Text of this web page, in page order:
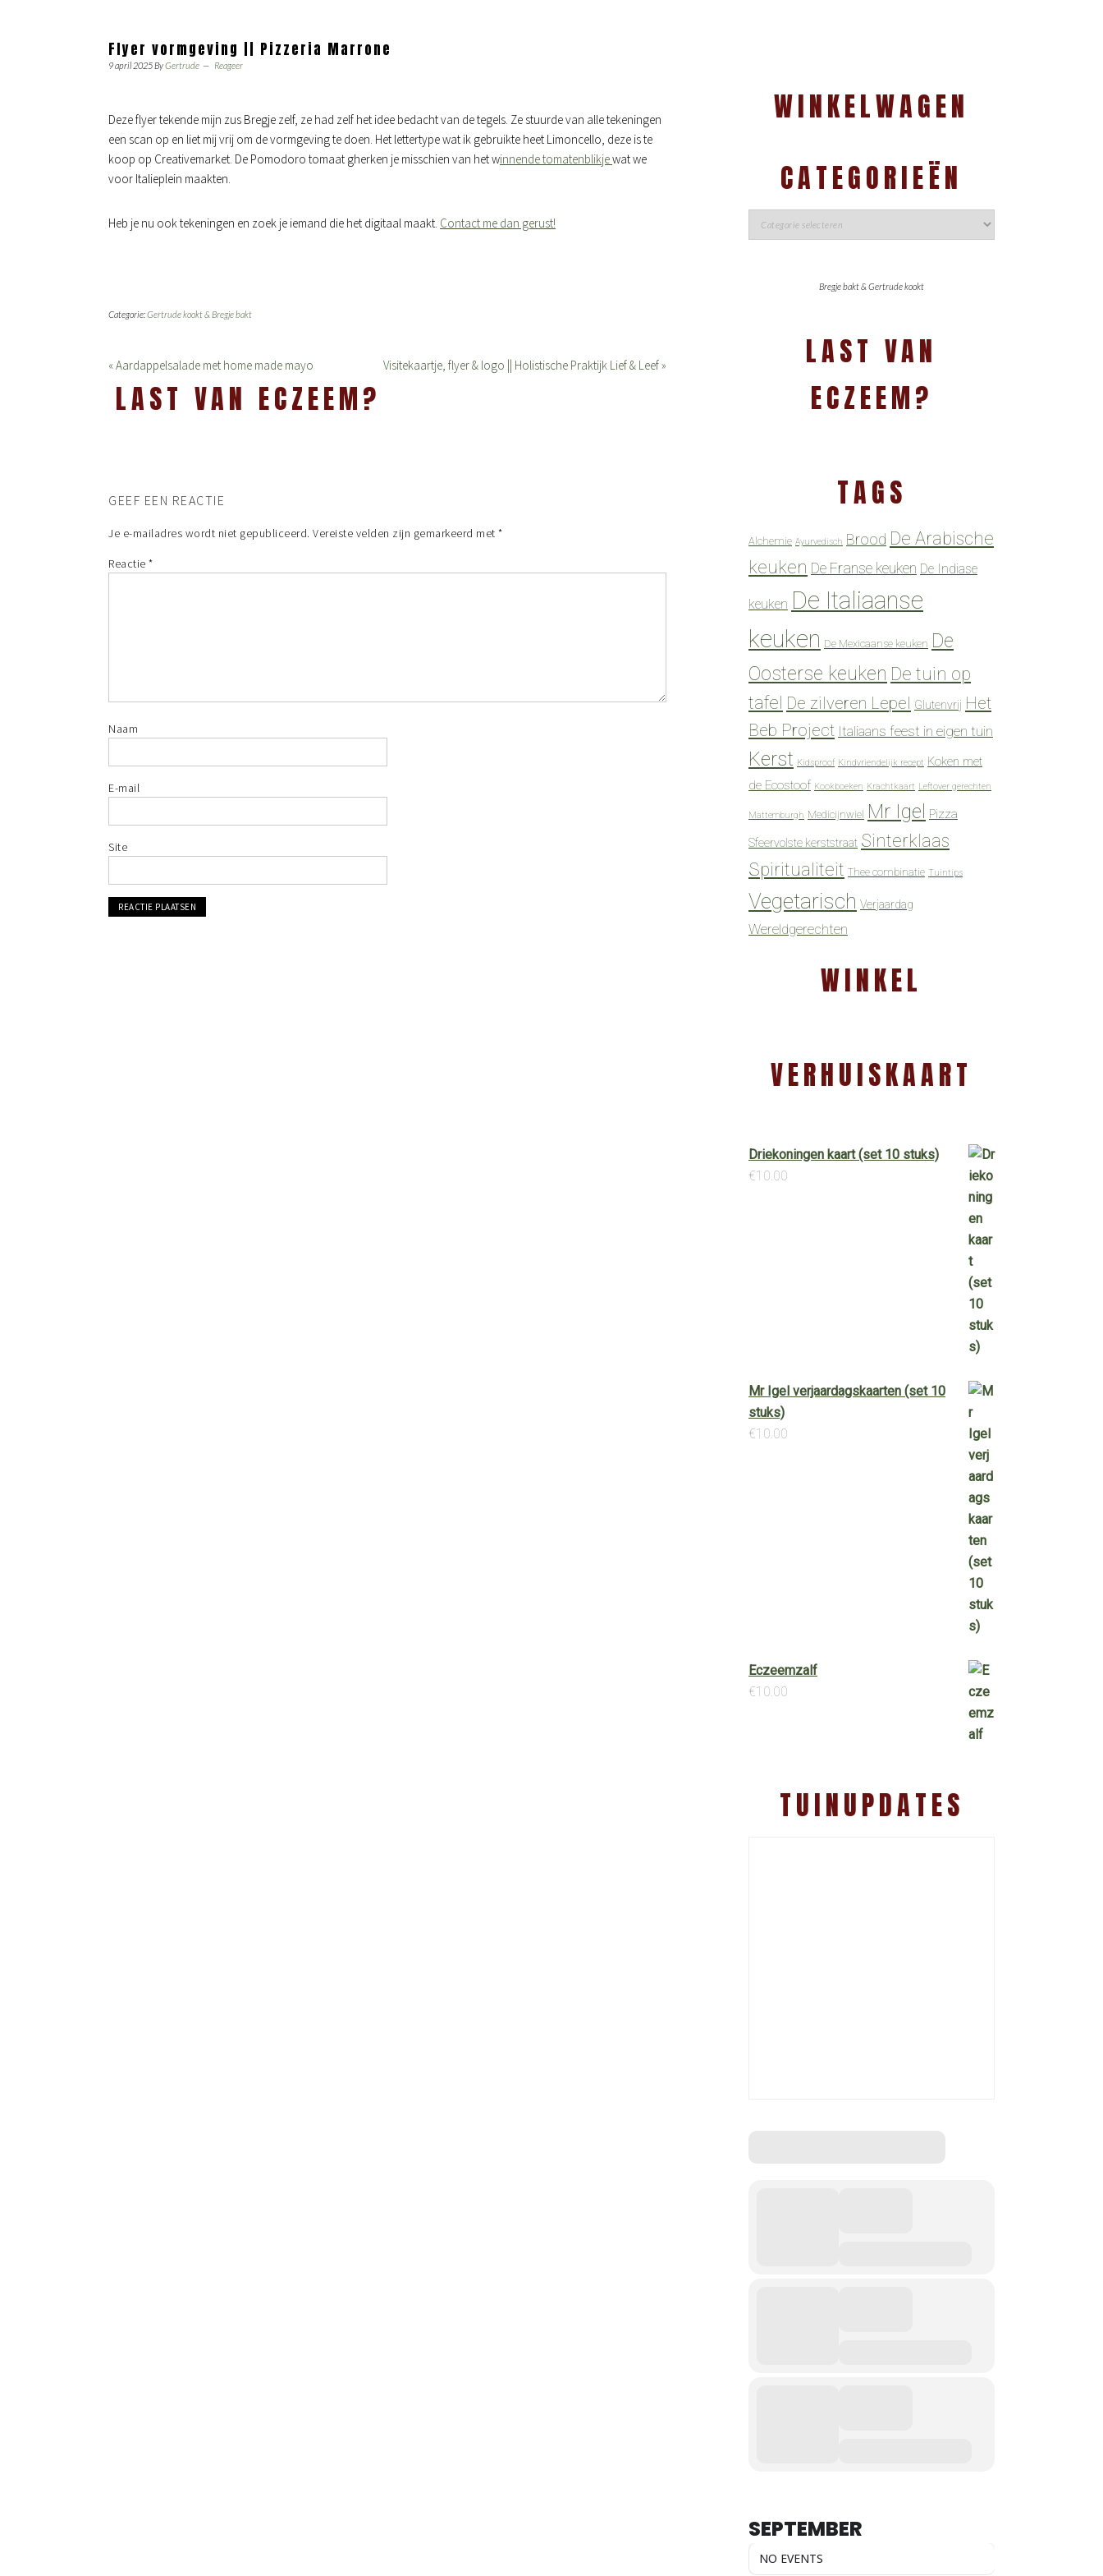
Flyer vormgeving || Pizzeria Marrone
9 april 2025ByGertrude Reageer
Deze flyer tekende mijn zus Bregje zelf, ze had zelf het idee bedacht van de tegels. Ze stuurde van alle tekeningen
een scan op en liet mij vrij om de vormgeving te doen. Het lettertype wat ik gebruikte heet Limoncello, deze is te
koop op Creativemarket. De Pomodoro tomaat gherken je misschien van het winnende tomatenblikjewat we
voor Italieplein maakten.
Heb je nu ook tekeningen en zoek je iemand die het digitaal maakt. Contact me dan gerust!
Categorie:Gertrude kookt & Bregje bakt
« Aardappelsalade met home made mayo Visitekaartje, flyer & logo || Holistische Praktijk Lief & Leef »
LAST VAN ECZEEM?
GEEF EEN REACTIE
Je e-mailadres wordt niet gepubliceerd. Vereiste velden zijn gemarkeerd met *
Reactie *
Naam
E-mail
Site
WINKELWAGEN
CATEGORIEËN
Bregje bakt & Gertrude kookt
LAST VAN
ECZEEM?
TAGS
Alchemie Ayurvedisch Brood De Arabische
keuken De Franse keuken De Indiase
keuken De Italiaanse
keuken De Mexicaanse keuken De
Oosterse keuken De tuin op
tafel De zilveren Lepel Glutenvrij Het
Beb Project Italiaans feest in eigen tuin
Kerst Kidsproof Kindvriendelijk recept Koken met
de Ecostoof Kookboeken Krachtkaart Leftover gerechten
Mattemburgh Medicijnwiel Mr Igel Pizza
Sfeervolste kerststraat Sinterklaas
Spiritualiteit Thee combinatie Tuintips
Vegetarisch Verjaardag
Wereldgerechten
WINKEL
VERHUISKAART
Driekoningen kaart (set 10 stuks)
€10.00
Mr Igel verjaardagskaarten (set 10
stuks)
€10.00
Eczeemzalf
€10.00
TUINUPDATES
SEPTEMBER
NO EVENTS